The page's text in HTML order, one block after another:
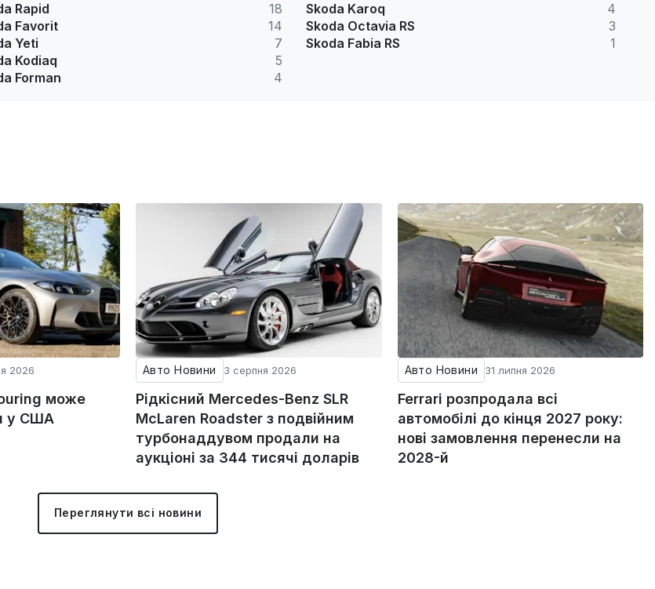
Rapid
18
Favorit
14
Yeti
7
Kodiaq
5
Forman
4
Skoda Karoq
4
Skoda Octavia RS
3
Skoda Fabia RS
1
2026
може
у США
Авто Новини 3 серпня 2026
Рідкісний Mercedes-Benz SLR
McLaren Roadster з подвійним
турбонаддувом продали на
аукціоні за 344 тисячі доларів
Авто Новини 31 липня 2026
Ferrari розпродала всі
автомобілі до кінця 2027 року:
нові замовлення перенесли на
2028-й
Переглянути всі новини